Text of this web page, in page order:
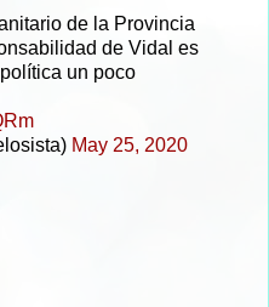
de la Provincia
de Vidal es
un poco
May 25, 2020